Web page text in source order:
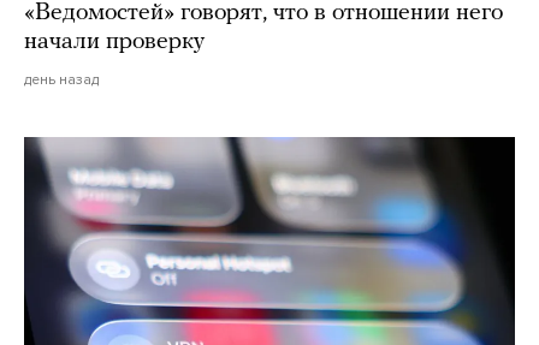
«Ведомостей» говорят, что в отношении него
начали проверку
день назад